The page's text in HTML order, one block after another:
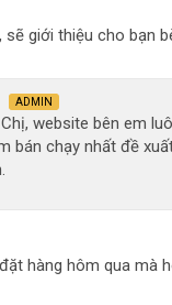
giới thiệu cho bạn
ADMIN
website bên em
bán chạy nhất đề
hàng hôm qua mà